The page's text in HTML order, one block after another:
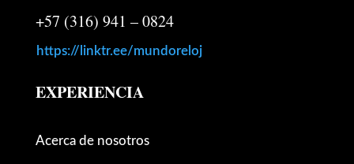
+57 (316) 941 – 0824
https://linktr.ee/mundoreloj
EXPERIENCIA
Acerca de nosotros